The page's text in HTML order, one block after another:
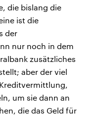
die bislang die
ist die
der
nur noch in dem
zusätzliches
aber der viel
um sie dann an
die das Geld für